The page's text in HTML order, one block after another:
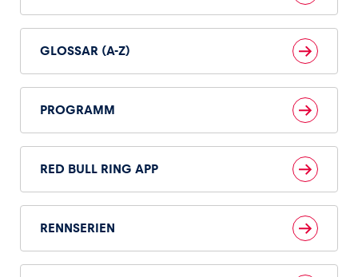
GLOSSAR (A-Z)
PROGRAMM
RED BULL RING APP
RENNSERIEN